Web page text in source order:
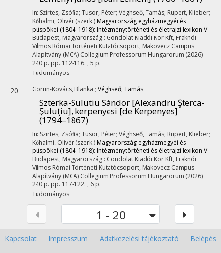
In: Szirtes, Zsófia; Tusor, Péter; Véghseő, Tamás; Rupert, Klieber;
Kőhalmi, Olivér (szerk.) Magyarország egyházmegyéi és
püspökei (1804–1918): Intézménytörténeti és életrajzi lexikon V
Budapest, Magyarország : Gondolat Kiadói Kör Kft, Fraknói
Vilmos Római Történeti Kutatócsoport, Makovecz Campus
Alapítvány (MCA) Collegium Professorum Hungarorum (2026)
240 p. pp. 112-116. , 5 p.
Tudományos
20 Gorun-Kovács, Blanka ; Véghseő, Tamás
Szterka-Sulutiu Sándor [Alexandru Şterca-
Şuluţiu], kerpenyesi [de Kerpenyes]
(1794–1867)
In: Szirtes, Zsófia; Tusor, Péter; Véghseő, Tamás; Rupert, Klieber;
Kőhalmi, Olivér (szerk.) Magyarország egyházmegyéi és
püspökei (1804–1918): Intézménytörténeti és életrajzi lexikon V
Budapest, Magyarország : Gondolat Kiadói Kör Kft, Fraknói
Vilmos Római Történeti Kutatócsoport, Makovecz Campus
Alapítvány (MCA) Collegium Professorum Hungarorum (2026)
240 p. pp. 117-122. , 6 p.
Tudományos
1 - 20
Kapcsolat Impresszum Adatkezelési tájékoztató Belépés